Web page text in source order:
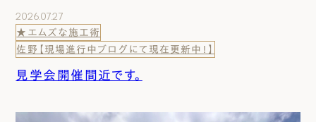
2026.07.27
★エムズな施工術
佐野【現場進行中ブログにて現在更新中！】
見学会開催間近です。